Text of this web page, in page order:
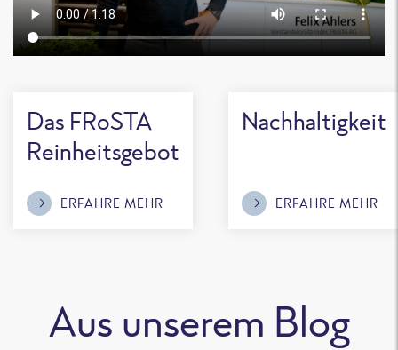
Das FRoSTA
Reinheitsgebot
ERFAHRE MEHR
Nachhaltigkeit
ERFAHRE MEHR
Aus unserem Blog